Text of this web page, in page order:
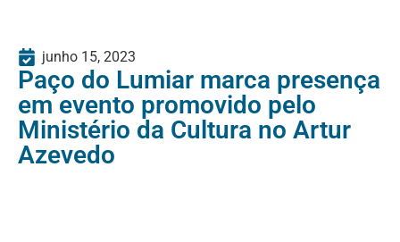
junho 15, 2023
Paço do Lumiar marca presença
em evento promovido pelo
Ministério da Cultura no Artur
Azevedo